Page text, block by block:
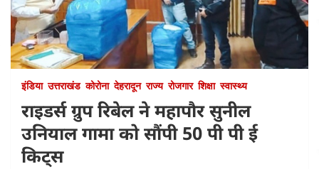
इंडिया उत्तराखंड कोरोना देहरादून राज्य रोजगार शिक्षा स्वास्थ्य
राइडर्स ग्रुप रिबेल ने महापौर सुनील
उनियाल गामा को सौंपी 50 पी पी ई
किट्स